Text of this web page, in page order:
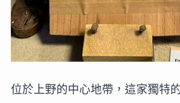
位於上野的中心地帶，這家獨特